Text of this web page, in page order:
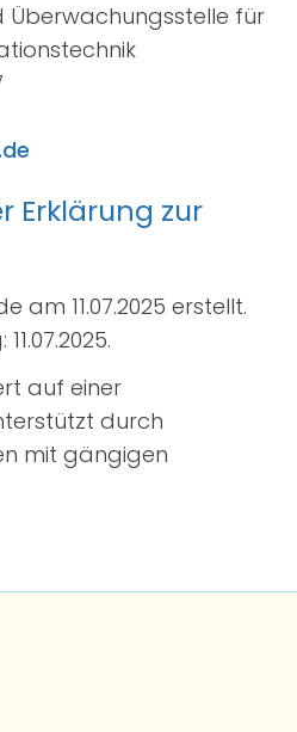
Überwachungsstelle für
Erklärung zur
am 11.07.2025 erstellt.
auf einer
durch
mit gängigen